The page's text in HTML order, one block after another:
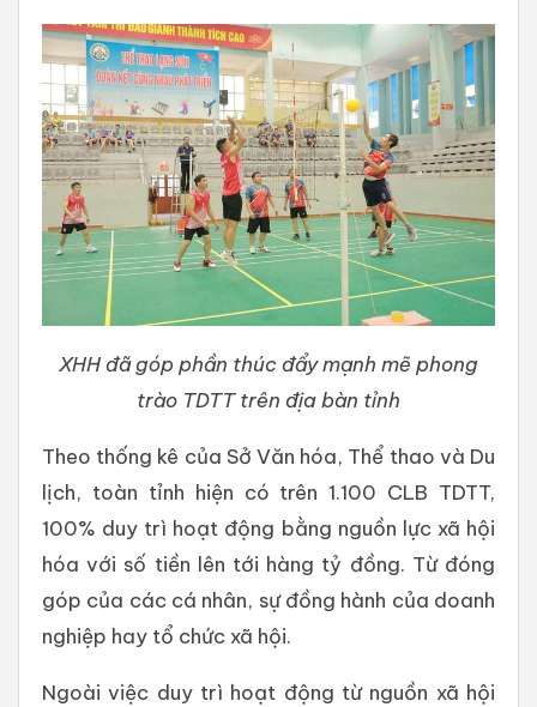
XHH đã góp phần thúc đẩy mạnh mẽ phong
trào TDTT trên địa bàn tỉnh
Theo thống kê của Sở Văn hóa, Thể thao và Du
lịch, toàn tỉnh hiện có trên 1.100 CLB TDTT,
100% duy trì hoạt động bằng nguồn lực xã hội
hóa với số tiền lên tới hàng tỷ đồng. Từ đóng
góp của các cá nhân, sự đồng hành của doanh
nghiệp hay tổ chức xã hội.
Ngoài việc duy trì hoạt động từ nguồn xã hội